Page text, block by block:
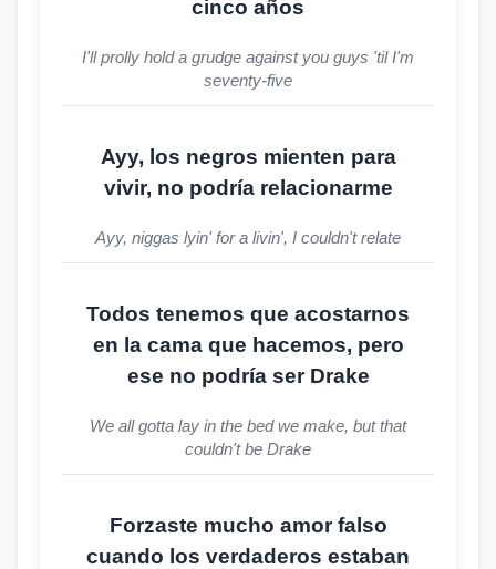
cinco años
I'll prolly hold a grudge against you guys 'til I'm
seventy-five
Ayy, los negros mienten para
vivir, no podría relacionarme
Ayy, niggas lyin' for a livin', I couldn't relate
Todos tenemos que acostarnos
en la cama que hacemos, pero
ese no podría ser Drake
We all gotta lay in the bed we make, but that
couldn't be Drake
Forzaste mucho amor falso
cuando los verdaderos estaban